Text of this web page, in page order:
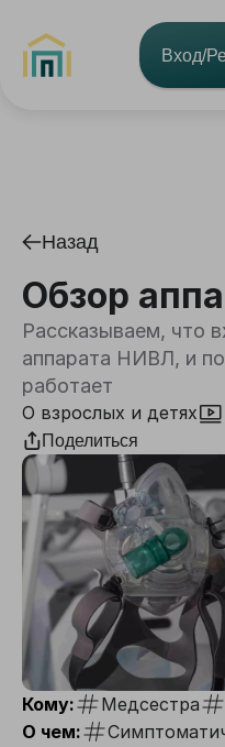
Вход/
Назад
Обзор
Рассказываем, что
аппарата НИВЛ, и
работает
О взрослых и детях
Поделиться
Кому: Медсестра
О чем: